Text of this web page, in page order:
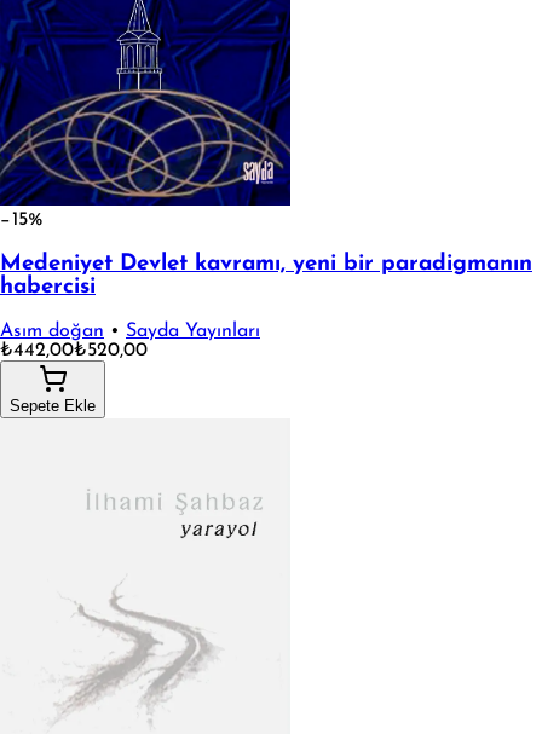
−15%
Medeniyet Devlet kavramı, yeni bir paradigmanın
habercisi
Asım doğan • Sayda Yayınları
₺442,00₺520,00
Sepete Ekle